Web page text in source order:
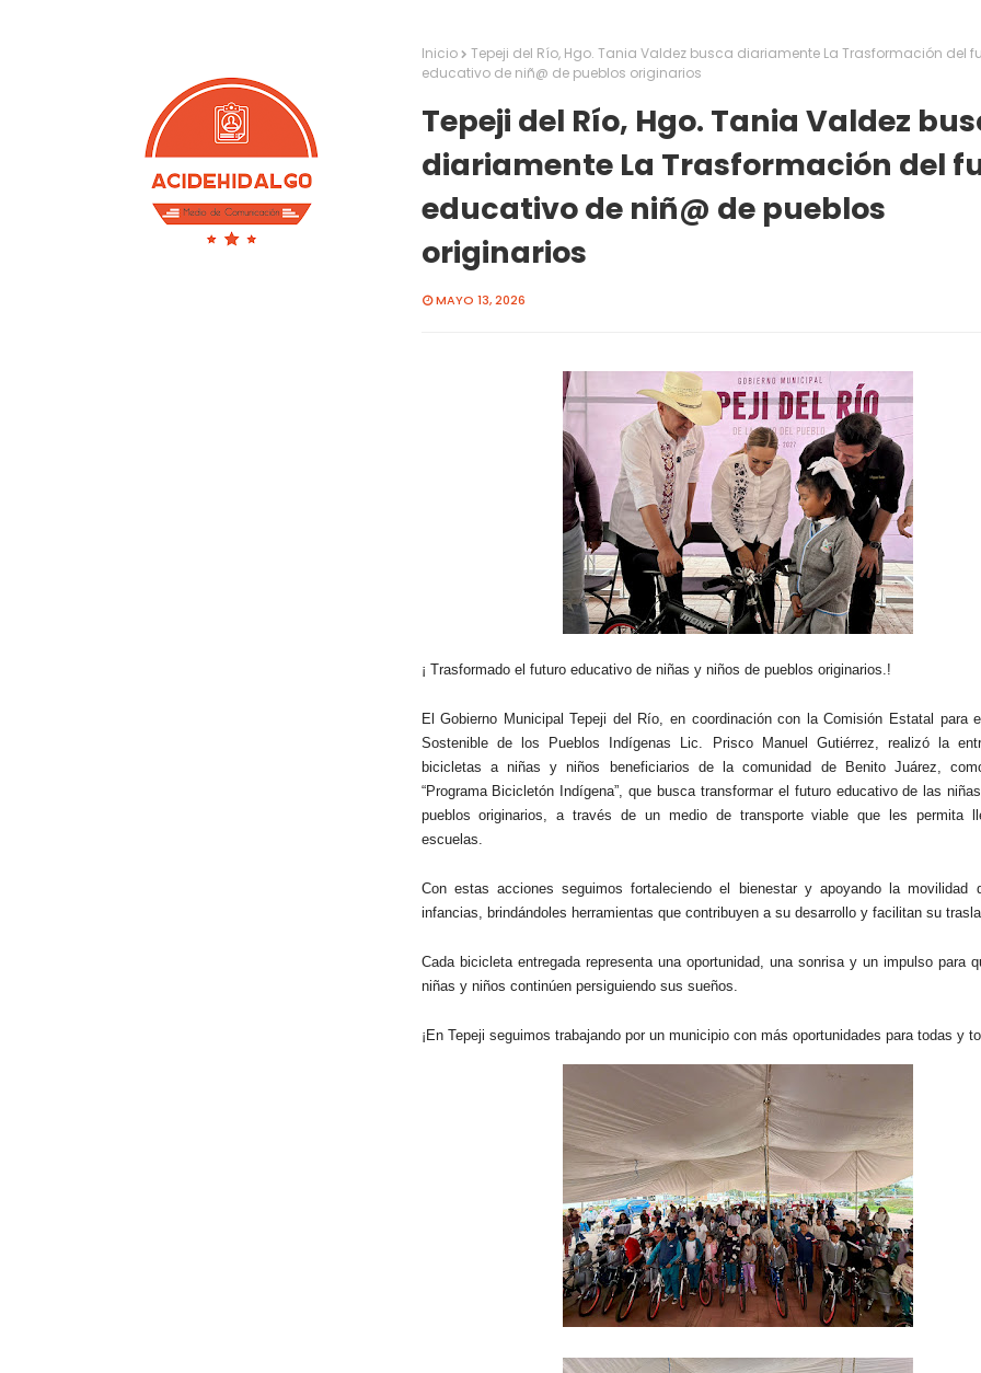
Inicio
Tepeji del Río, Hgo. Tania Valdez busca diariamente La Trasformación del
educativo de niñ@ de pueblos originarios
Tepeji del Río, Hgo. Tania Valdez
diariamente La Trasformación del
educativo de niñ@ de pueblos
originarios
MAYO 13, 2026
¡ Trasformado el futuro educativo de niñas y niños de pueblos originarios.!
El Gobierno Municipal Tepeji del Río, en coordinación con la Comisión Estatal para
Sostenible de los Pueblos Indígenas Lic. Prisco Manuel Gutiérrez, realizó la
bicicletas a niñas y niños beneficiarios de la comunidad de Benito Juárez,
“Programa Bicicletón Indígena”, que busca transformar el futuro educativo de las
pueblos originarios, a través de un medio de transporte viable que les permita
escuelas.
Con estas acciones seguimos fortaleciendo el bienestar y apoyando la movilidad
infancias, brindándoles herramientas que contribuyen a su desarrollo y facilitan su
Cada bicicleta entregada representa una oportunidad, una sonrisa y un impulso para
niñas y niños continúen persiguiendo sus sueños.
¡En Tepeji seguimos trabajando por un municipio con más oportunidades para todas y